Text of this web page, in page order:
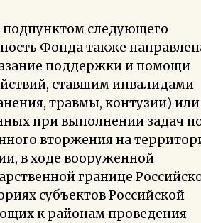
следующего
Фонда также
поддержки и помощи
ставшим инвалидами
травмы, контузии) или
при выполнении задач
вторжения на
в ходе вооруженной
границе
субъектов Российской
к районам проведения